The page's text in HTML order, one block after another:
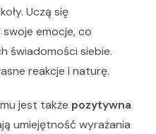
Uczą się
emocje, co
świadomości siebie.
reakcje i naturę.
jest także pozytywna
umiejętność wyrażania